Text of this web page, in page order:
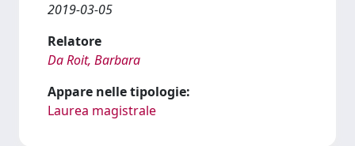
2019-03-05
Relatore
Da Roit, Barbara
Appare nelle tipologie:
Laurea magistrale